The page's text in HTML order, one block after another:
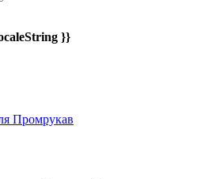
}}
Промрукав